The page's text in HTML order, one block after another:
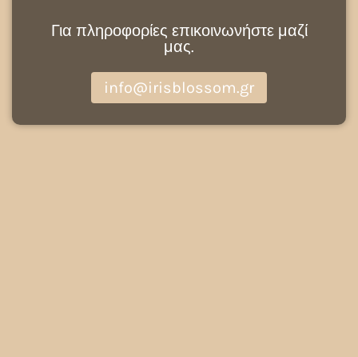
Για πληροφορίες επικοινωνήστε μαζί
μας.
info@irisblossom.gr